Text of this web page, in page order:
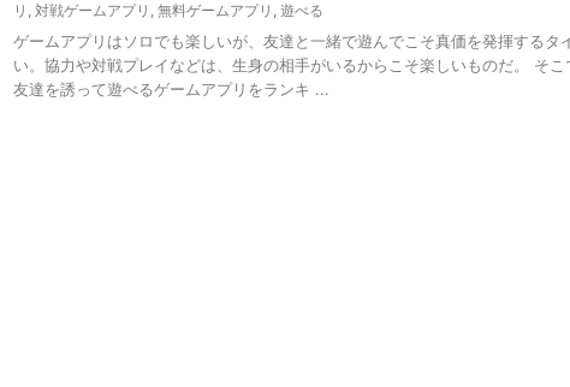
リ , 対戦ゲームアプリ , 無料ゲームアプリ , 遊べる
ゲームアプリはソロでも楽しいが、友達と一緒で遊んでこそ真価を発揮するタ
い。協力や対戦プレイなどは、生身の相手がいるからこそ楽しいものだ。 そこ
友達を誘って遊べるゲームアプリをランキ ...